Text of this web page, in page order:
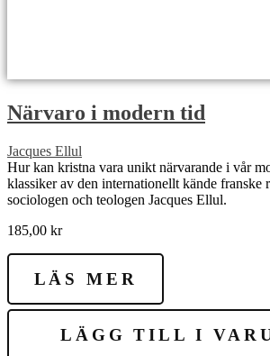
Närvaro i modern tid
Jacques Ellul
Hur kan kristna vara unikt närvarande i vår
klassiker av den internationellt kände franske
sociologen och teologen Jacques Ellul.
185,00 kr
LÄS MER
LÄGG TILL I